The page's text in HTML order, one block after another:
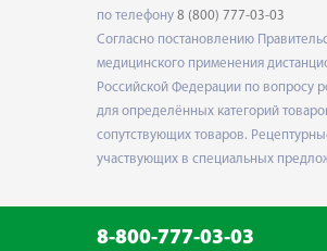
по телефону 8 (800) 777-03-03
Согласно постановлению
медицинского применения
Российской Федерации по вопросу
для определённых категорий
сопутствующих товаров.
участвующих в специальных
8-800-777-03-03